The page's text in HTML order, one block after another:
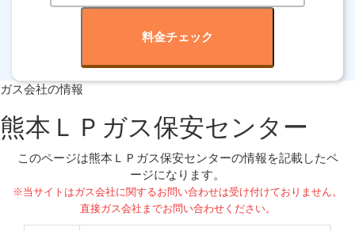
料金チェック
ガス会社の情報
熊本ＬＰガス保安センター
このページは熊本ＬＰガス保安センターの情報を記載したペ
ージになります。
※当サイトはガス会社に関するお問い合わせは受け付けておりません。
直接ガス会社までお問い合わせください。